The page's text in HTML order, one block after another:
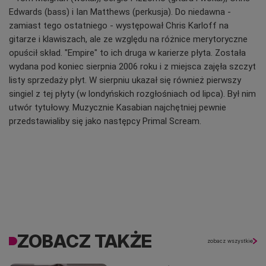
Edwards (bass) i Ian Matthews (perkusja). Do niedawna -
zamiast tego ostatniego - występował Chris Karloff na
gitarze i klawiszach, ale ze względu na różnice merytoryczne
opuścił skład. "Empire" to ich druga w karierze płyta. Została
wydana pod koniec sierpnia 2006 roku i z miejsca zajęła szczyt
listy sprzedaży płyt. W sierpniu ukazał się również pierwszy
singiel z tej płyty (w londyńskich rozgłośniach od lipca). Był nim
utwór tytułowy. Muzycznie Kasabian najchętniej pewnie
przedstawialiby się jako następcy Primal Scream.
ZOBACZ TAKŻE zobacz wszystkie